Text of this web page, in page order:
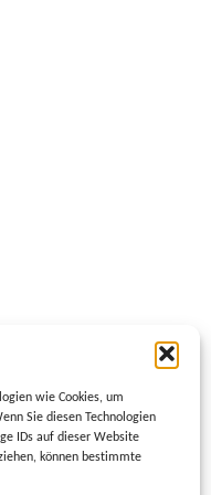
wie Cookies, um
Sie diesen Technologien
IDs auf dieser Website
können bestimmte